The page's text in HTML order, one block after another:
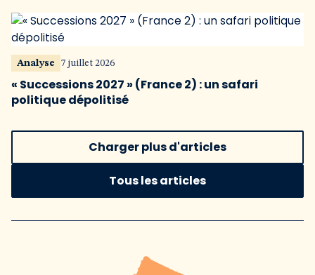
Analyse 7 juillet 2026
« Successions 2027 » (France 2) : un safari
politique dépolitisé
Charger plus d'articles
Tous les articles